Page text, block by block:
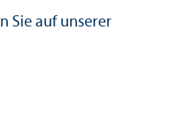
Sie auf unserer